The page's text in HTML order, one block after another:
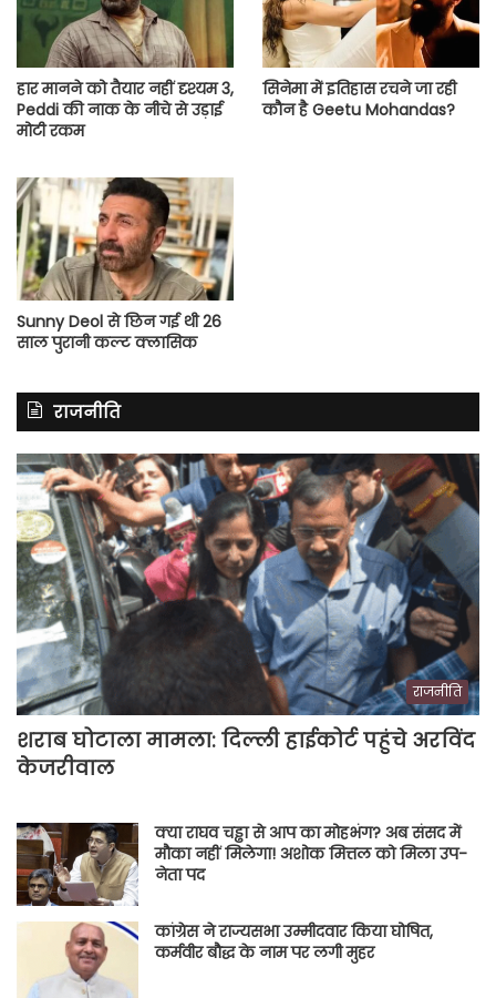
हार मानने को तैयार नहीं दृश्यम 3,
Peddi की नाक के नीचे से उड़ाई
मोटी रकम
सिनेमा में इतिहास रचने जा रही
कौन है Geetu Mohandas?
Sunny Deol से छिन गई थी 26
साल पुरानी कल्ट क्लासिक
राजनीति
राजनीति
शराब घोटाला मामला: दिल्ली हाईकोर्ट पहुंचे अरविंद
केजरीवाल
क्या राघव चड्ढा से आप का मोहभंग? अब संसद में
मौका नहीं मिलेगा! अशोक मित्तल को मिला उप-
नेता पद
कांग्रेस ने राज्यसभा उम्मीदवार किया घोषित,
कर्मवीर बौद्ध के नाम पर लगी मुहर